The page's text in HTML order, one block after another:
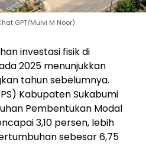
GPT/Mulvi M Noor)
investasi fisik di
2025 menunjukkan
tahun sebelumnya.
Kabupaten Sukabumi
Pembentukan Modal
3,10 persen, lebih
sebesar 6,75